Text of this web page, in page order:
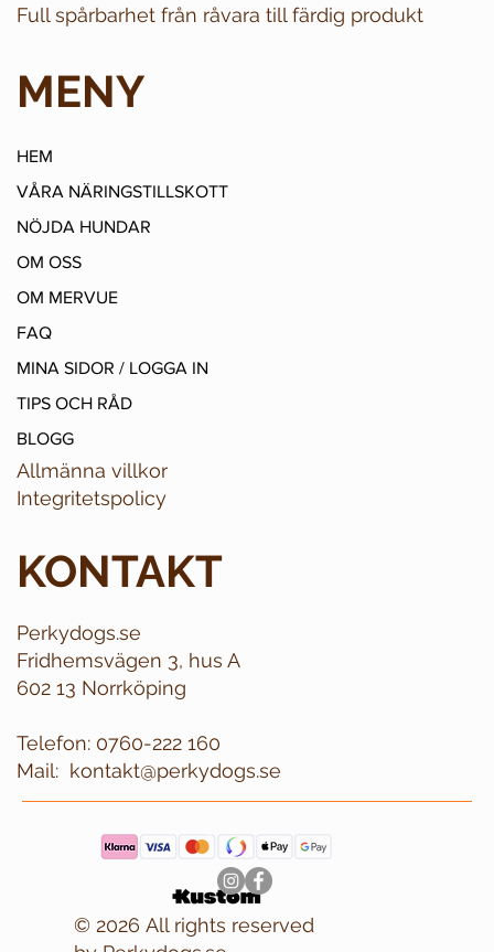
Full spårbarhet från råvara till färdig produkt
MENY
HEM
VÅRA NÄRINGSTILLSKOTT
NÖJDA HUNDAR
OM OSS
OM MERVUE
FAQ
MINA SIDOR / LOGGA IN
TIPS OCH RÅD
BLOGG
Allmänna villkor
Integritetspolicy
KONTAKT
Perkydogs.se
Fridhemsvägen 3, hus A
602 13 Norrköping
Telefon: 0760-222 160
kontakt@perkydogs.se
Mail:
© 2026 All rights reserved